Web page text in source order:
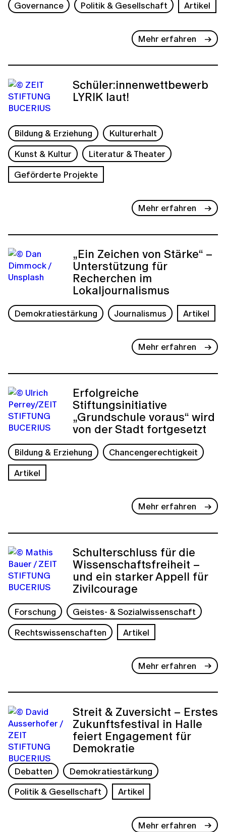
Governance Politik & Gesellschaft Artikel
Mehr erfahren
Schüler:innenwettbewerb
LYRIK laut!
Bildung & Erziehung
Kulturerhalt
Kunst & Kultur
Literatur & Theater
Geförderte Projekte
Mehr erfahren
„Ein Zeichen von Stärke“ –
Unterstützung für
Recherchen im
Lokaljournalismus
Demokratiestärkung Journalismus Artikel
Mehr erfahren
Erfolgreiche
Stiftungsinitiative
„Grundschule voraus“ wird
von der Stadt fortgesetzt
Bildung & Erziehung
Chancengerechtigkeit
Artikel
Mehr erfahren
Schulterschluss für die
Wissenschaftsfreiheit –
und ein starker Appell für
Zivilcourage
Forschung
Geistes- & Sozialwissenschaft
Rechtswissenschaften
Artikel
Mehr erfahren
Streit & Zuversicht – Erstes
Zukunftsfestival in Halle
feiert Engagement für
Demokratie
Debatten
Demokratiestärkung
Politik & Gesellschaft
Artikel
Mehr erfahren